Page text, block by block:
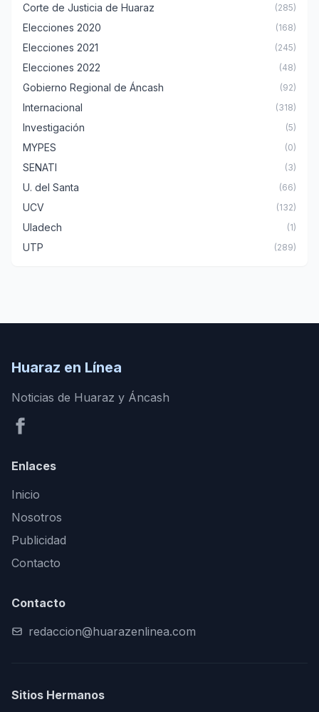
Corte de Justicia de Huaraz (285)
Elecciones 2020 (168)
Elecciones 2021 (245)
Elecciones 2022 (48)
Gobierno Regional de Áncash (92)
Internacional (318)
Investigación (5)
MYPES (0)
SENATI (3)
U. del Santa (66)
UCV (132)
Uladech (1)
UTP (289)
Huaraz en Línea
Noticias de Huaraz y Áncash
Enlaces
Inicio
Nosotros
Publicidad
Contacto
Contacto
redaccion@huarazenlinea.com
Sitios Hermanos